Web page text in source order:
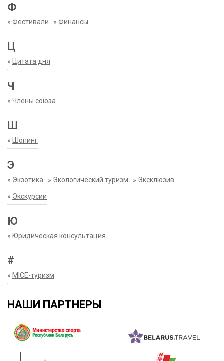
Ф
» Фестивали » Финансы
Ц
» Цитата дня
Ч
» Члены союза
Ш
» Шопинг
Э
» Экзотика » Экологический туризм » Эксклюзив
» Экскурсии
Ю
» Юридическая консультация
#
» MICE-туризм
НАШИ ПАРТНЕРЫ